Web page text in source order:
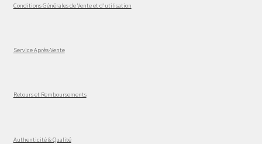
Conditions Générales de Vente et d'utilisation
Service Après-Vente
Retours et Remboursements
Authenticité & Qualité